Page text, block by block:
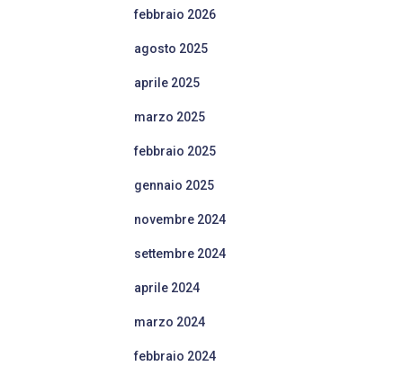
febbraio 2026
agosto 2025
aprile 2025
marzo 2025
febbraio 2025
gennaio 2025
novembre 2024
settembre 2024
aprile 2024
marzo 2024
febbraio 2024